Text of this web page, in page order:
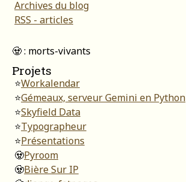
Archives du blog
RSS - articles
🧟 : morts-vivants
Projets
⭐Workalendar
⭐Gémeaux, serveur Gemini en Python
⭐Skyfield Data
⭐Typographeur
⭐Présentations
🧟Pyroom
🧟Bière Sur IP